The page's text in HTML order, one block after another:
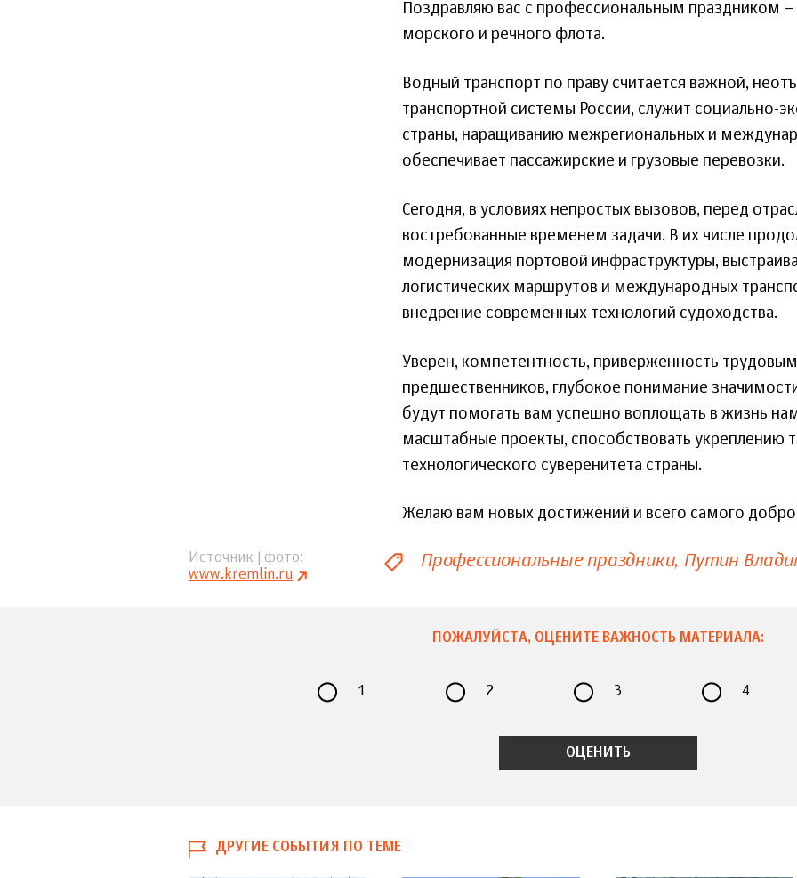
Поздравляю вас с профессиональным праздником
морского и речного флота.
Водный транспорт по праву считается важной,
транспортной системы России, служит социально-
страны, наращиванию межрегиональных и
обеспечивает пассажирские и грузовые перевозки.
Сегодня, в условиях непростых вызовов, перед
востребованные временем задачи. В их числе
модернизация портовой инфраструктуры,
логистических маршрутов и международных
внедрение современных технологий судоходства.
Уверен, компетентность, приверженность
предшественников, глубокое понимание
будут помогать вам успешно воплощать в жизнь
масштабные проекты, способствовать укреплению
технологического суверенитета страны.
Желаю вам новых достижений и всего самого
Источник | фото
www.kremlin.ru
Профессиональные праздники Путин
ПОЖАЛУЙСТА, ОЦЕНИТЕ ВАЖНОСТЬ МАТЕРИАЛА:
1 2 3 4
ДРУГИЕ СОБЫТИЯ ПО ТЕМЕ